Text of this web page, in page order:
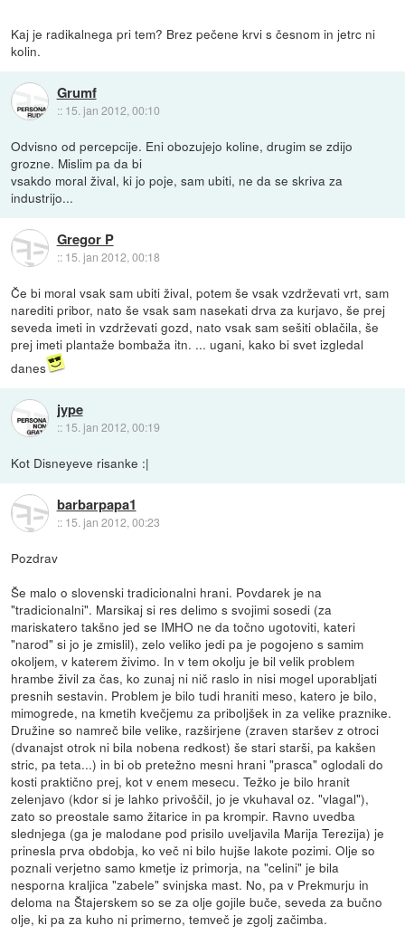
Kaj je radikalnega pri tem? Brez pečene krvi s česnom in jetrc ni
kolin.
Grumf
:: 15. jan 2012, 00:10
Odvisno od percepcije. Eni obozujejo koline, drugim se zdijo
grozne. Mislim pa da bi
vsakdo moral žival, ki jo poje, sam ubiti, ne da se skriva za
industrijo...
Gregor P
:: 15. jan 2012, 00:18
Če bi moral vsak sam ubiti žival, potem še vsak vzdrževati vrt, sam
narediti pribor, nato še vsak sam nasekati drva za kurjavo, še prej
seveda imeti in vzdrževati gozd, nato vsak sam sešiti oblačila, še
prej imeti plantaže bombaža itn. ... ugani, kako bi svet izgledal
danes
jype
:: 15. jan 2012, 00:19
Kot Disneyeve risanke :|
barbarpapa1
:: 15. jan 2012, 00:23
Pozdrav
Še malo o slovenski tradicionalni hrani. Povdarek je na
"tradicionalni". Marsikaj si res delimo s svojimi sosedi (za
mariskatero takšno jed se IMHO ne da točno ugotoviti, kateri
"narod" si jo je zmislil), zelo veliko jedi pa je pogojeno s samim
okoljem, v katerem živimo. In v tem okolju je bil velik problem
hrambe živil za čas, ko zunaj ni nič raslo in nisi mogel uporabljati
presnih sestavin. Problem je bilo tudi hraniti meso, katero je bilo,
mimogrede, na kmetih kvečjemu za priboljšek in za velike praznike.
Družine so namreč bile velike, razširjene (zraven staršev z otroci
(dvanajst otrok ni bila nobena redkost) še stari starši, pa kakšen
stric, pa teta...) in bi ob pretežno mesni hrani "prasca" oglodali do
kosti praktično prej, kot v enem mesecu. Težko je bilo hranit
zelenjavo (kdor si je lahko privoščil, jo je vkuhaval oz. "vlagal"),
zato so preostale samo žitarice in pa krompir. Ravno uvedba
slednjega (ga je malodane pod prisilo uveljavila Marija Terezija) je
prinesla prva obdobja, ko več ni bilo hujše lakote pozimi. Olje so
poznali verjetno samo kmetje iz primorja, na "celini" je bila
nesporna kraljica "zabele" svinjska mast. No, pa v Prekmurju in
deloma na Štajerskem so se za olje gojile buče, seveda za bučno
olje, ki pa za kuho ni primerno, temveč je zgolj začimba.